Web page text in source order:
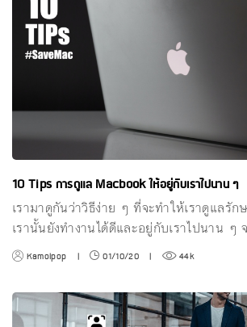
10 Tips การดูแล Macbook ให้อยู่กับเราไปนาน ๆ
เรามาดูกันว่าวิธีง่าย ๆ ที่จะทำให้เราดูแลรั
เรานั้นยังทำงานได้ดีและอยู่กับเราไปนาน ๆ
Kamolpop | 01/10/20 | 44k